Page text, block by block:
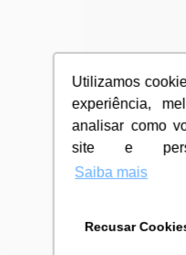
Utilizamos
experiência,
analisar como
site e
Saiba mais
Recusar